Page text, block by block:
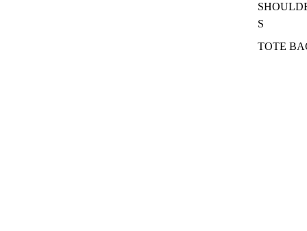
S
TOTE